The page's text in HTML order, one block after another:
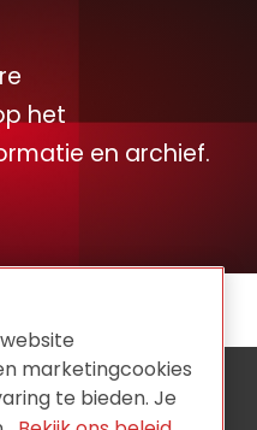
het
en archief.
netwerkorganisatie voor
en wordt aangestuurd
marketingcookies
te bieden. Je